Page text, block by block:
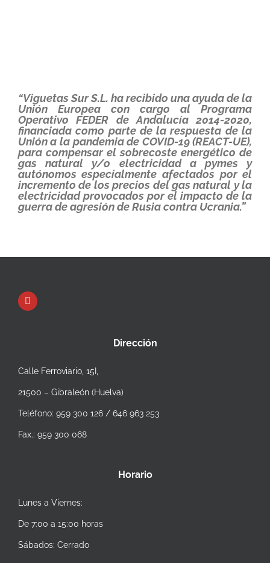
“Viguetas Sur S.L. ha recibido una ayuda de la
Unión Europea con cargo al Programa
Operativo FEDER de Andalucía 2014-2020,
financiada como parte de la respuesta de la
Unión a la pandemia de COVID-19 (REACT-UE),
para compensar el sobrecoste energético de
gas natural y/o electricidad a pymes y
autónomos especialmente afectados por el
incremento de los precios del gas natural y la
electricidad provocados por el impacto de la
guerra de agresión de Rusia contra Ucrania.”
Dirección
Calle Ferroviario, 15I,
21500 – Gibraleón (Huelva)
Teléfono: 959 300 126 / 646 963 253
Fax.: 959 300 068
Horario
Lunes a Viernes:
De 7:00 a 15:00 horas
Sábados: Cerrado